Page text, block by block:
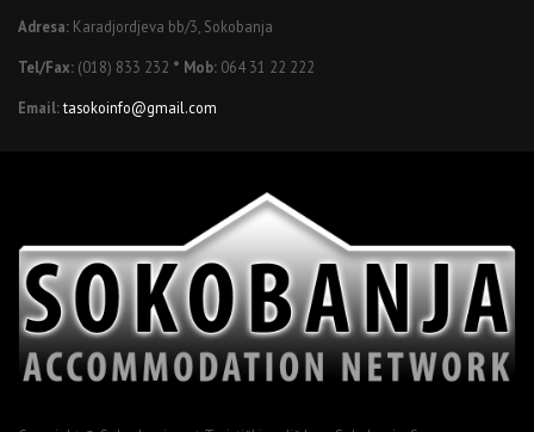
Adresa: Karadjordjeva bb/3, Sokobanja
Tel/Fax: (018) 833 232 * Mob: 064 31 22 222
Email:tasokoinfo@gmail.com